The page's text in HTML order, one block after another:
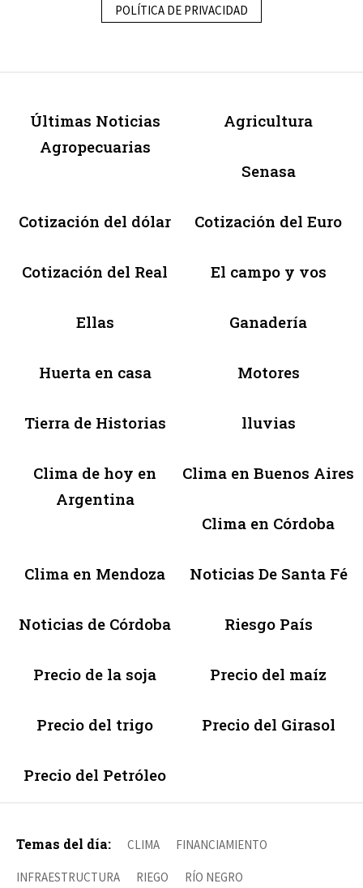
POLÍTICA DE PRIVACIDAD
Últimas Noticias
Agropecuarias
Agricultura
Senasa
Cotización del dólar Cotización del Euro
Cotización del Real El campo y vos
Ellas Ganadería
Huerta en casa Motores
Tierra de Historias lluvias
Clima de hoy en
Argentina
Clima en Buenos Aires
Clima en Córdoba
Clima en Mendoza Noticias De Santa Fé
Noticias de Córdoba Riesgo País
Precio de la soja Precio del maíz
Precio del trigo Precio del Girasol
Precio del Petróleo
Temas del día: CLIMA FINANCIAMIENTO
INFRAESTRUCTURA RIEGO RÍO NEGRO